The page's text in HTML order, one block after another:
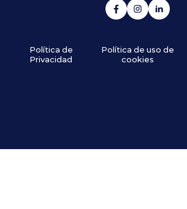
Política de
Privacidad
Política de uso de
cookies